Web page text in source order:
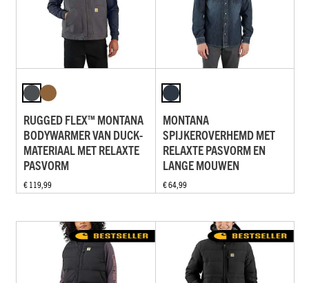
RUGGED FLEX™ MONTANA
BODYWARMER VAN DUCK-
MATERIAAL MET RELAXTE
PASVORM
€ 119,99
MONTANA
SPIJKEROVERHEMD MET
RELAXTE PASVORM EN
LANGE MOUWEN
€ 64,99